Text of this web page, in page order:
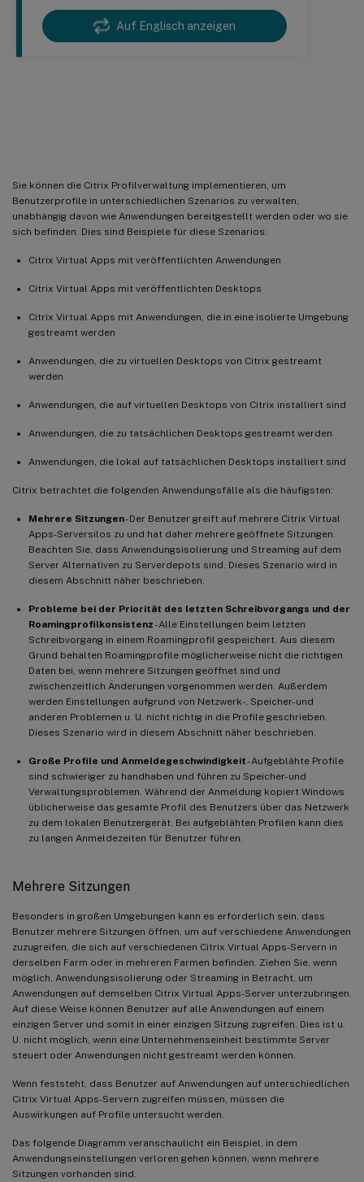
Auf Englisch anzeigen
Sie können die Citrix Profilverwaltung implementieren, um
Benutzerprofile in unterschiedlichen Szenarios zu verwalten,
unabhängig davon wie Anwendungen bereitgestellt werden oder wo sie
sich befinden. Dies sind Beispiele für diese Szenarios:
Citrix Virtual Apps mit veröffentlichten Anwendungen
Citrix Virtual Apps mit veröffentlichten Desktops
Citrix Virtual Apps mit Anwendungen, die in eine isolierte Umgebung
gestreamt werden
Anwendungen, die zu virtuellen Desktops von Citrix gestreamt
werden
Anwendungen, die auf virtuellen Desktops von Citrix installiert sind
Anwendungen, die zu tatsächlichen Desktops gestreamt werden
Anwendungen, die lokal auf tatsächlichen Desktops installiert sind
Citrix betrachtet die folgenden Anwendungsfälle als die häufigsten:
Mehrere Sitzungen- Der Benutzer greift auf mehrere Citrix Virtual
Apps-Serversilos zu und hat daher mehrere geöffnete Sitzungen.
Beachten Sie, dass Anwendungsisolierung und Streaming auf dem
Server Alternativen zu Serverdepots sind. Dieses Szenario wird in
diesem Abschnitt näher beschrieben.
Probleme bei der Priorität des letzten Schreibvorgangs und der
Roamingprofilkonsistenz- Alle Einstellungen beim letzten
Schreibvorgang in einem Roamingprofil gespeichert. Aus diesem
Grund behalten Roamingprofile möglicherweise nicht die richtigen
Daten bei, wenn mehrere Sitzungen geöffnet sind und
zwischenzeitlich Änderungen vorgenommen werden. Außerdem
werden Einstellungen aufgrund von Netzwerk-, Speicher- und
anderen Problemen u. U. nicht richtig in die Profile geschrieben.
Dieses Szenario wird in diesem Abschnitt näher beschrieben.
Große Profile und Anmeldegeschwindigkeit- Aufgeblähte Profile
sind schwieriger zu handhaben und führen zu Speicher- und
Verwaltungsproblemen. Während der Anmeldung kopiert Windows
üblicherweise das gesamte Profil des Benutzers über das Netzwerk
zu dem lokalen Benutzergerät. Bei aufgeblähten Profilen kann dies
zu langen Anmeldezeiten für Benutzer führen.
Mehrere Sitzungen
Besonders in großen Umgebungen kann es erforderlich sein, dass
Benutzer mehrere Sitzungen öffnen, um auf verschiedene Anwendungen
zuzugreifen, die sich auf verschiedenen Citrix Virtual Apps-Servern in
derselben Farm oder in mehreren Farmen befinden. Ziehen Sie, wenn
möglich, Anwendungsisolierung oder Streaming in Betracht, um
Anwendungen auf demselben Citrix Virtual Apps-Server unterzubringen.
Auf diese Weise können Benutzer auf alle Anwendungen auf einem
einzigen Server und somit in einer einzigen Sitzung zugreifen. Dies ist u.
U. nicht möglich, wenn eine Unternehmenseinheit bestimmte Server
steuert oder Anwendungen nicht gestreamt werden können.
Wenn feststeht, dass Benutzer auf Anwendungen auf unterschiedlichen
Citrix Virtual Apps-Servern zugreifen müssen, müssen die
Auswirkungen auf Profile untersucht werden.
Das folgende Diagramm veranschaulicht ein Beispiel, in dem
Anwendungseinstellungen verloren gehen können, wenn mehrere
Sitzungen vorhanden sind.